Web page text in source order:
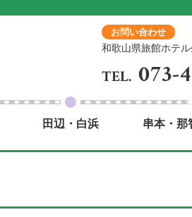
お問い合わせ
和歌山県旅館ホテ
TEL. 073-
田辺・白浜 串本・那